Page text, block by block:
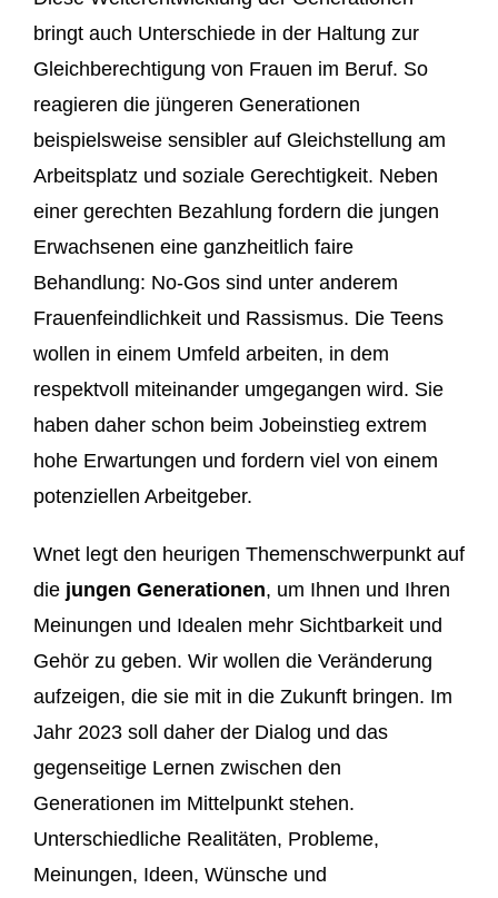
bringt auch Unterschiede in der Haltung zur
Gleichberechtigung von Frauen im Beruf. So
reagieren die jüngeren Generationen
beispielsweise sensibler auf Gleichstellung am
Arbeitsplatz und soziale Gerechtigkeit. Neben
einer gerechten Bezahlung fordern die jungen
Erwachsenen eine ganzheitlich faire
Behandlung: No-Gos sind unter anderem
Frauenfeindlichkeit und Rassismus. Die Teens
wollen in einem Umfeld arbeiten, in dem
respektvoll miteinander umgegangen wird. Sie
haben daher schon beim Jobeinstieg extrem
hohe Erwartungen und fordern viel von einem
potenziellen Arbeitgeber.
Wnet legt den heurigen Themenschwerpunkt auf
die jungen Generationen, um Ihnen und Ihren
Meinungen und Idealen mehr Sichtbarkeit und
Gehör zu geben. Wir wollen die Veränderung
aufzeigen, die sie mit in die Zukunft bringen. Im
Jahr 2023 soll daher der Dialog und das
gegenseitige Lernen zwischen den
Generationen im Mittelpunkt stehen.
Unterschiedliche Realitäten, Probleme,
Meinungen, Ideen, Wünsche und